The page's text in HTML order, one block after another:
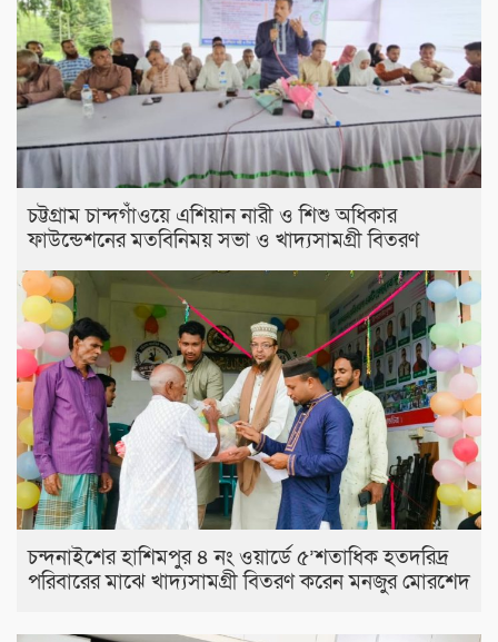
চট্টগ্রাম চান্দগাঁওয়ে এশিয়ান নারী ও শিশু অধিকার
ফাউন্ডেশনের মতবিনিময় সভা ও খাদ্যসামগ্রী বিতরণ
চন্দনাইশের হাশিমপুর ৪ নং ওয়ার্ডে ৫’শতাধিক হতদরিদ্র
পরিবারের মাঝে খাদ্যসামগ্রী বিতরণ করেন মনজুর মোরশেদ